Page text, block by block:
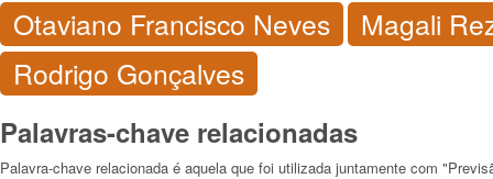
Otaviano Francisco Neves
Magali
Rodrigo Gonçalves
Palavras-chave relacionadas
Palavra-chave relacionada é aquela que foi utilizada juntamente com